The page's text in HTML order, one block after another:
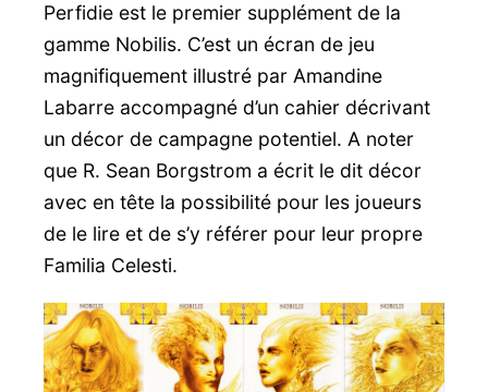
Perfidie est le premier supplément de la
gamme Nobilis. C’est un écran de jeu
magnifiquement illustré par Amandine
Labarre accompagné d’un cahier décrivant
un décor de campagne potentiel. A noter
que R. Sean Borgstrom a écrit le dit décor
avec en tête la possibilité pour les joueurs
de le lire et de s’y référer pour leur propre
Familia Celesti.